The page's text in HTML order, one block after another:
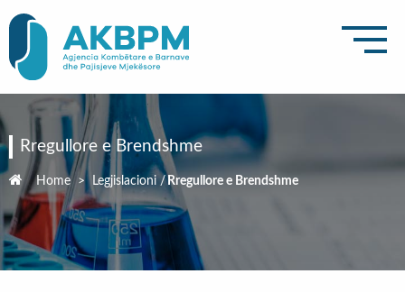
Rregullore e Brendshme
Home > Legjislacioni / Rregullore e Brendshme